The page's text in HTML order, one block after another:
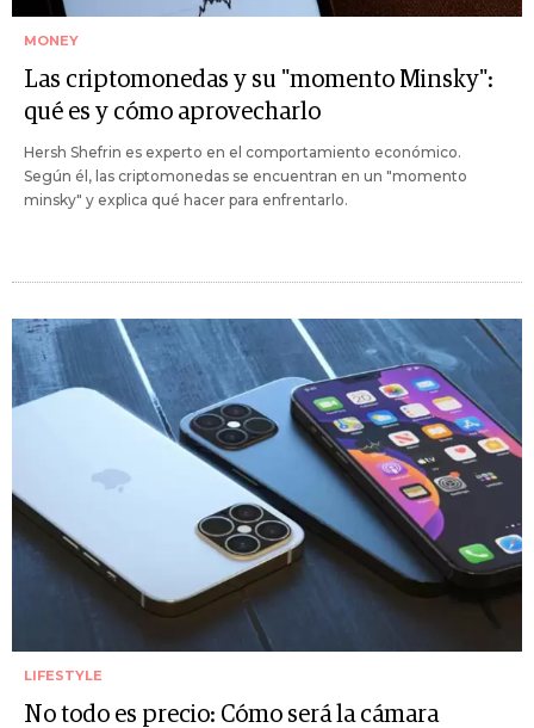
MONEY
Las criptomonedas y su "momento Minsky":
qué es y cómo aprovecharlo
Hersh Shefrin es experto en el comportamiento económico.
Según él, las criptomonedas se encuentran en un "momento
minsky" y explica qué hacer para enfrentarlo.
LIFESTYLE
No todo es precio: Cómo será la cámara